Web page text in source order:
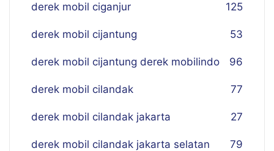
derek mobil ciganjur 125
derek mobil cijantung 53
derek mobil cijantung derek mobilindo 96
derek mobil cilandak 77
derek mobil cilandak jakarta 27
derek mobil cilandak jakarta selatan 79